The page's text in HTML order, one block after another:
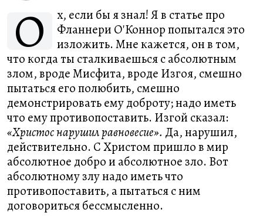
О
х, если бы я знал! Я в статье про
Фланнери О'Коннор попытался это
изложить. Мне кажется, он в том,
что когда ты сталкиваешься с абсолютным
злом, вроде Мисфита, вроде Изгоя, смешно
пытаться его полюбить, смешно
демонстрировать ему доброту; надо иметь
что ему противопоставить. Изгой сказал:
«Христос нарушил равновесие». Да, нарушил,
действительно. С Христом пришло в мир
абсолютное добро и абсолютное зло. Вот
абсолютному злу надо иметь что
противопоставить, а пытаться с ним
договориться бессмысленно.